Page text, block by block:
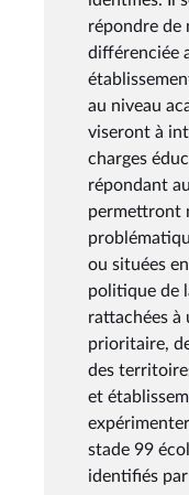
répondre de
différenciée
au niveau
viseront à
charges
répondant
permettront
ou situées
politique de
rattachées à
prioritaire,
des
et
stade 99
identifiés